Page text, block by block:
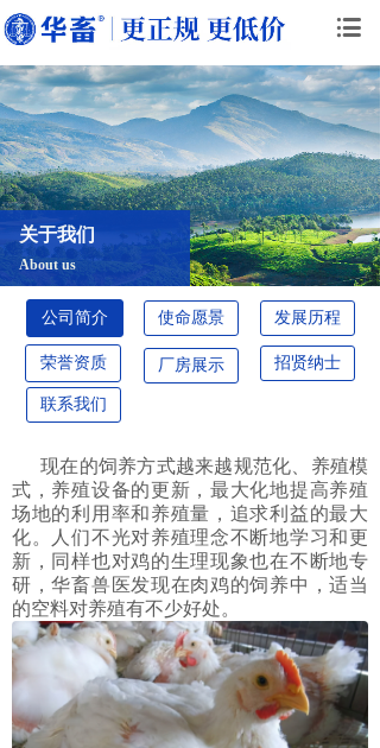
About us
关于我们
公司简介 发展历程
厂房展示
使命愿景
联系我们
招贤纳士
荣誉资质
现在的饲养方式越来越规范化、养殖模
式，养殖设备的更新，最大化地提高养殖
场地的利用率和养殖量，追求利益的最大
化。人们不光对养殖理念不断地学习和更
新，同样也对鸡的生理现象也在不断地专
研，华畜兽医发现在肉鸡的饲养中，适当
的空料对养殖有不少好处。